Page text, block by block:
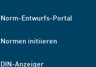
Norm-Entwurfs-Portal
Normen initiieren
DIN-Anzeiger